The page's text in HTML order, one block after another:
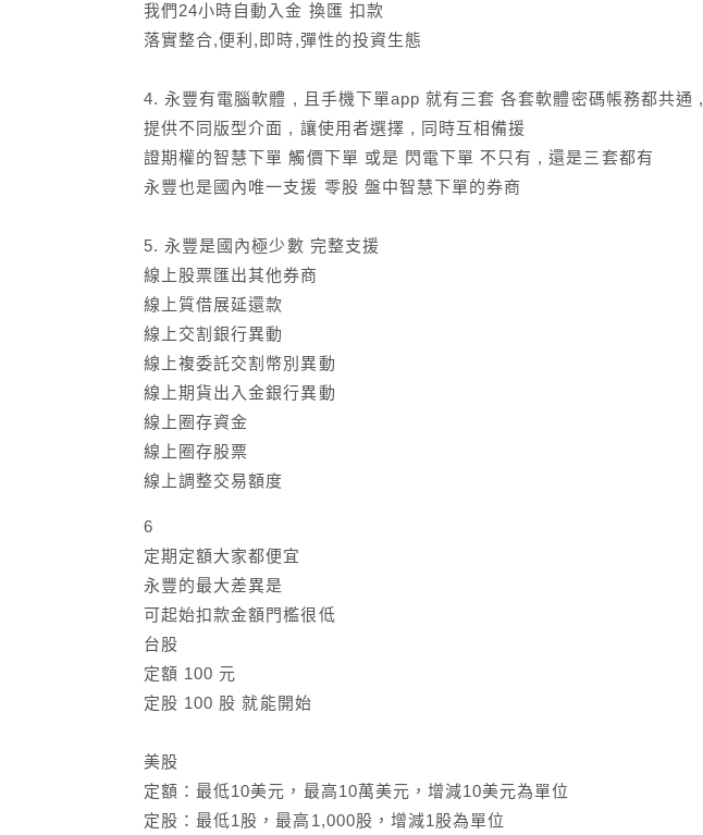
我們24小時自動入金 換匯 扣款
落實整合,便利,即時,彈性的投資生態
4. 永豐有電腦軟體 , 且手機下單app 就有三套 各套軟體密碼帳務都共通 ,
提供不同版型介面 , 讓使用者選擇 , 同時互相備援
證期權的智慧下單 觸價下單 或是 閃電下單 不只有 , 還是三套都有
永豐也是國內唯一支援 零股 盤中智慧下單的券商
5. 永豐是國內極少數 完整支援
線上股票匯出其他券商
線上質借展延還款
線上交割銀行異動
線上複委託交割幣別異動
線上期貨出入金銀行異動
線上圈存資金
線上圈存股票
線上調整交易額度
6
定期定額大家都便宜
永豐的最大差異是
可起始扣款金額門檻很低
台股
定額 100 元
定股 100 股 就能開始
美股
定額：最低10美元，最高10萬美元，增減10美元為單位
定股：最低1股，最高1,000股，增減1股為單位